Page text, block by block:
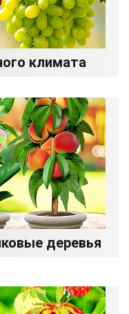
климата
деревья